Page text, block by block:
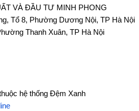
VÀ ĐẦU TƯ MINH PHONG
Tổ 8, Phường Dương Nội, TP Hà Nội
Thanh Xuân, TP Hà Nội
hệ thống Đệm Xanh